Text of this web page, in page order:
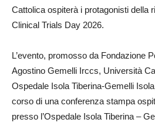
Cattolica ospiterà i protagonisti della
Clinical Trials Day 2026.
L’evento, promosso da Fondazione
Agostino Gemelli Irccs, Università
Ospedale Isola Tiberina-Gemelli
corso di una conferenza stampa
presso l’Ospedale Isola Tiberina –